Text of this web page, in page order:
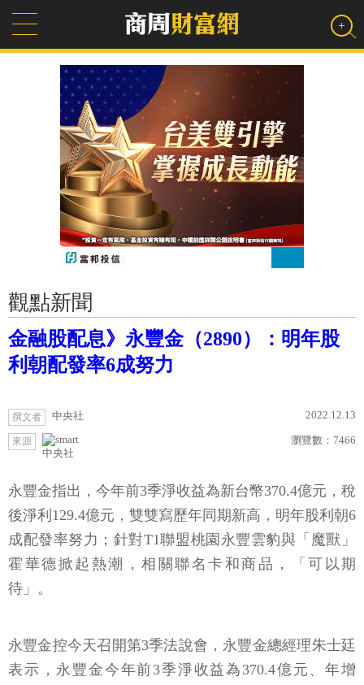
觀點新聞
金融股配息》永豐金（2890）：明年股
利朝配發率6成努力
撰文者 中央社 2022.12.13
來源
中央社
瀏覽數： 7466
永豐金指出，今年前3季淨收益為新台幣370.4億元，稅
後淨利129.4億元，雙雙寫歷年同期新高，明年股利朝6
成配發率努力；針對T1聯盟桃園永豐雲豹與「魔獸」
霍華德掀起熱潮，相關聯名卡和商品，「可以期
待」。
永豐金控今天召開第3季法說會，永豐金總經理朱士廷
表示，永豐金今年前3季淨收益為370.4億元、年增